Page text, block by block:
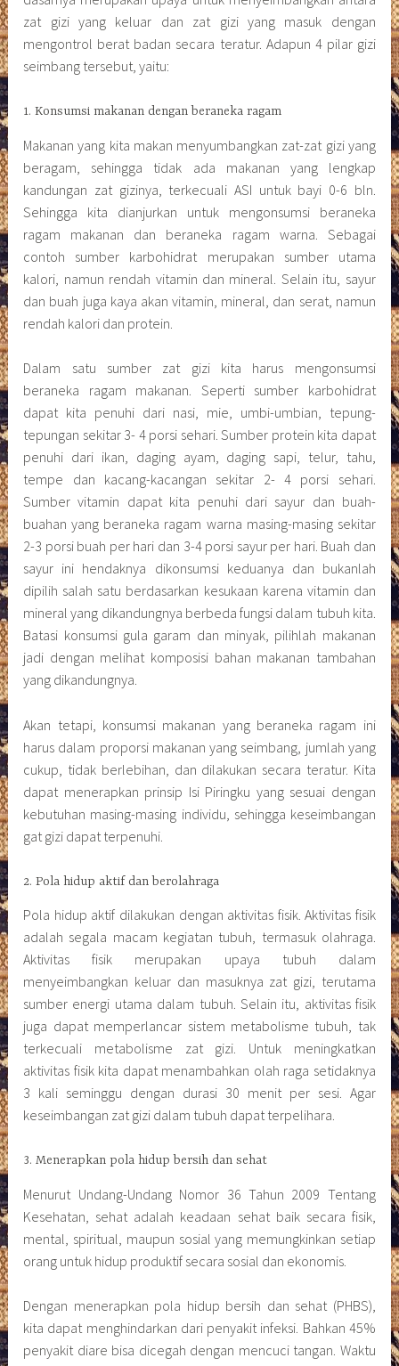
zat gizi yang keluar dan zat gizi yang masuk dengan
mengontrol berat badan secara teratur. Adapun 4 pilar gizi
seimbang tersebut, yaitu:
1. Konsumsi makanan dengan beraneka ragam
Makanan yang kita makan menyumbangkan zat-zat gizi yang
beragam, sehingga tidak ada makanan yang lengkap
kandungan zat gizinya, terkecuali ASI untuk bayi 0-6 bln.
Sehingga kita dianjurkan untuk mengonsumsi beraneka
ragam makanan dan beraneka ragam warna. Sebagai
contoh sumber karbohidrat merupakan sumber utama
kalori, namun rendah vitamin dan mineral. Selain itu, sayur
dan buah juga kaya akan vitamin, mineral, dan serat, namun
rendah kalori dan protein.
Dalam satu sumber zat gizi kita harus mengonsumsi
beraneka ragam makanan. Seperti sumber karbohidrat
dapat kita penuhi dari nasi, mie, umbi-umbian, tepung-
tepungan sekitar 3- 4 porsi sehari. Sumber protein kita dapat
penuhi dari ikan, daging ayam, daging sapi, telur, tahu,
tempe dan kacang-kacangan sekitar 2- 4 porsi sehari.
Sumber vitamin dapat kita penuhi dari sayur dan buah-
buahan yang beraneka ragam warna masing-masing sekitar
2-3 porsi buah per hari dan 3-4 porsi sayur per hari. Buah dan
sayur ini hendaknya dikonsumsi keduanya dan bukanlah
dipilih salah satu berdasarkan kesukaan karena vitamin dan
mineral yang dikandungnya berbeda fungsi dalam tubuh kita.
Batasi konsumsi gula garam dan minyak, pilihlah makanan
jadi dengan melihat komposisi bahan makanan tambahan
yang dikandungnya.
Akan tetapi, konsumsi makanan yang beraneka ragam ini
harus dalam proporsi makanan yang seimbang, jumlah yang
cukup, tidak berlebihan, dan dilakukan secara teratur. Kita
dapat menerapkan prinsip Isi Piringku yang sesuai dengan
kebutuhan masing-masing individu, sehingga keseimbangan
gat gizi dapat terpenuhi.
2. Pola hidup aktif dan berolahraga
Pola hidup aktif dilakukan dengan aktivitas fisik. Aktivitas fisik
adalah segala macam kegiatan tubuh, termasuk olahraga.
Aktivitas fisik merupakan upaya tubuh dalam
menyeimbangkan keluar dan masuknya zat gizi, terutama
sumber energi utama dalam tubuh. Selain itu, aktivitas fisik
juga dapat memperlancar sistem metabolisme tubuh, tak
terkecuali metabolisme zat gizi. Untuk meningkatkan
aktivitas fisik kita dapat menambahkan olah raga setidaknya
3 kali seminggu dengan durasi 30 menit per sesi. Agar
keseimbangan zat gizi dalam tubuh dapat terpelihara.
3. Menerapkan pola hidup bersih dan sehat
Menurut Undang-Undang Nomor 36 Tahun 2009 Tentang
Kesehatan, sehat adalah keadaan sehat baik secara fisik,
mental, spiritual, maupun sosial yang memungkinkan setiap
orang untuk hidup produktif secara sosial dan ekonomis.
Dengan menerapkan pola hidup bersih dan sehat (PHBS),
kita dapat menghindarkan dari penyakit infeksi. Bahkan 45%
penyakit diare bisa dicegah dengan mencuci tangan. Waktu